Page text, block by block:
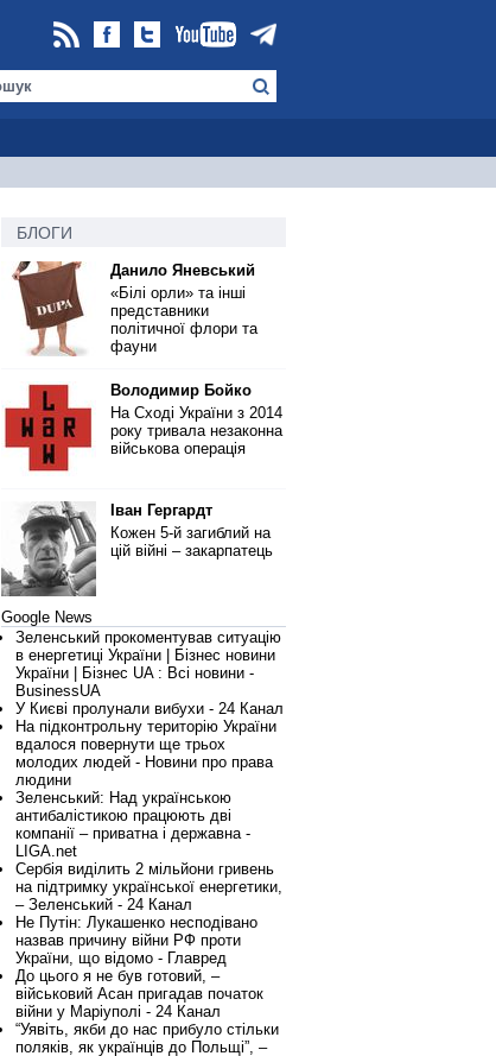
БЛОГИ
Данило Яневський
«Білі орли» та інші
представники
політичної флори та
фауни
Володимир Бойко
На Сході України з 2014
року тривала незаконна
військова операція
Іван Гергардт
Кожен 5-й загиблий на
цій війні – закарпатець
Google News
Зеленський прокоментував ситуацію
в енергетиці України | Бізнес новини
України | Бізнес UA : Всі новини -
BusinessUA
У Києві пролунали вибухи - 24 Канал
На підконтрольну територію України
вдалося повернути ще трьох
молодих людей - Новини про права
людини
Зеленський: Над українською
антибалістикою працюють дві
компанії – приватна і державна -
LIGA.net
Сербія виділить 2 мільйони гривень
на підтримку української енергетики,
– Зеленський - 24 Канал
Не Путін: Лукашенко несподівано
назвав причину війни РФ проти
України, що відомо - Главред
До цього я не був готовий, –
військовий Асан пригадав початок
війни у Маріуполі - 24 Канал
“Уявіть, якби до нас прибуло стільки
поляків, як українців до Польщі”, –